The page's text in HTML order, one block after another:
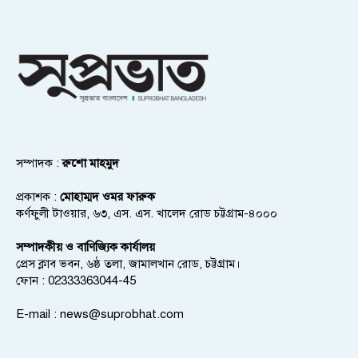
সম্পাদক :রুশো মাহমুদ
প্রকাশক : মোহাম্মদ ওমর ফারুক
কর্ণফুলী টাওয়ার, ৬৩, এস. এস. খালেদ রোড চট্টগ্রাম-৪০০০
সম্পাদকীয় ও বাণিজ্যিক কার্যালয়
প্রেস ক্লাব ভবন, ৬ষ্ঠ তলা, জামালখান রোড, চট্টগ্রাম।
ফোন : 02333363044-45
E-mail : news@suprobhat.com